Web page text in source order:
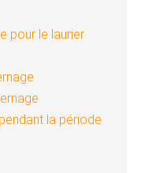
pour le laurier
la période